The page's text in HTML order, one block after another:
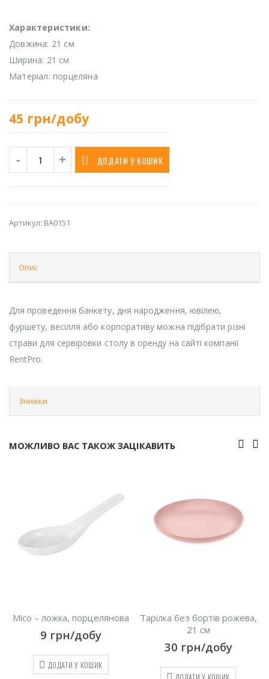
Характеристики:
Довжина: 21 см
Ширина: 21 см
Матеріал: порцеляна
45 грн/добу
ДОДАТИ У КОШИК
Артикул: BA0151
Опис
Для проведення банкету, дня народження, ювілею,
фуршету, весілля або корпоративу можна підібрати різні
страви для сервіровки столу в оренду на сайті компанії
RentPro.
Знижки
МОЖЛИВО ВАС ТАКОЖ ЗАЦІКАВИТЬ
Місо – ложка, порцелянова
9 грн/добу
ДОДАТИ У КОШИК
Тарілка без бортів рожева,
21 см
30 грн/добу
ДОДАТИ У КОШИК